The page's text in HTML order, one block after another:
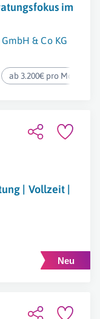
im
& Co KG
ab 3.200€ pro Monat
| Vollzeit |